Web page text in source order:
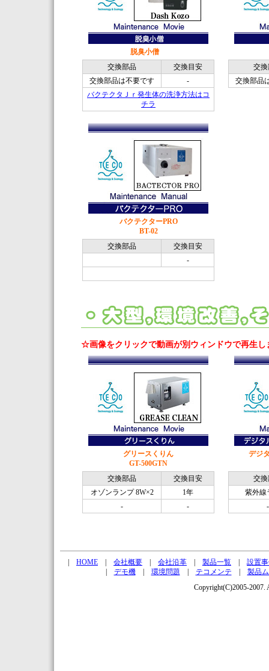
脱臭小僧
交換部品
交換目安
交換部品は不要です
-
バクテクタＪｒ発生体の洗浄方法はコ
チラ
交
交換部品
バクテクターPRO
BT-02
交換部品
交換目安
-
☆画像をクリックで動画が別ウィンドウで再生し
グリースくりん
GT-500GTN
交換部品
交換目安
オゾンランプ 8W×2
1年
-
-
デジ
交
紫外線
-
HOME 会社概要 会社沿革 製品一覧
設置
デモ機| 環境問題 テコメンテ
製品
Copyright(C)2005-